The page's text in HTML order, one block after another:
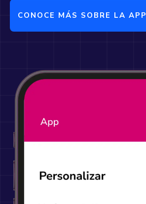
CONOCE MÁS SOBRE LA APP